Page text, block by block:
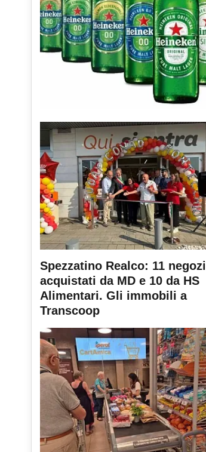
Spezzatino Realco: 11 negozi
acquistati da MD e 10 da HS
Alimentari. Gli immobili a
Transcoop